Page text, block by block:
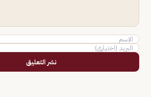
نشر التعليق